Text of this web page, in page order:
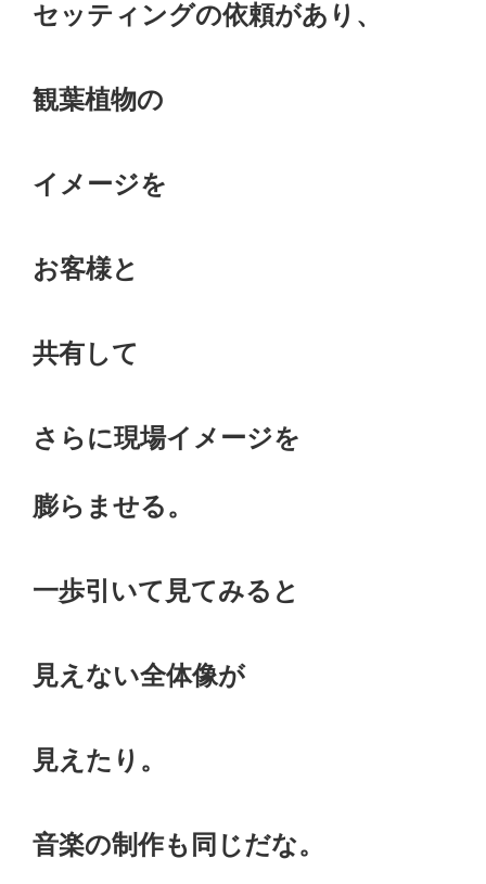
セッティングの依頼があり、
観葉植物の
イメージを
お客様と
共有して
さらに現場イメージを
膨らませる。
一歩引いて見てみると
見えない全体像が
見えたり。
音楽の制作も同じだな。